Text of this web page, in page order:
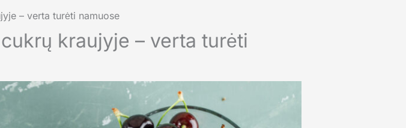
– verta turėti namuose
kraujyje – verta turėti